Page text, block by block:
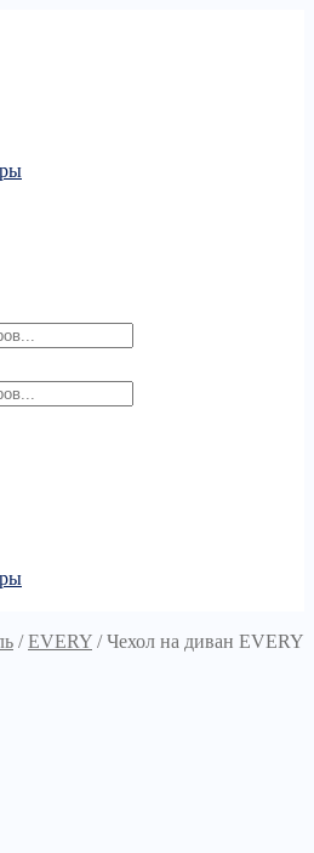
/EVERY /Чехол на диван EVERY